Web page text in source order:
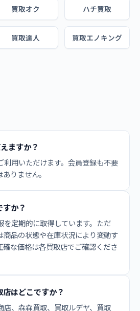
買取オク ハチ買取
買取達人 買取エノキング
ますか？
利用いただけます。会員登録も不要
りません。
か？
を定期的に取得しています。ただ
商品の状態や在庫状況により変動す
確な価格は各買取店でご確認くださ
はどこですか？
店、森森買取、買取ルデヤ、買取